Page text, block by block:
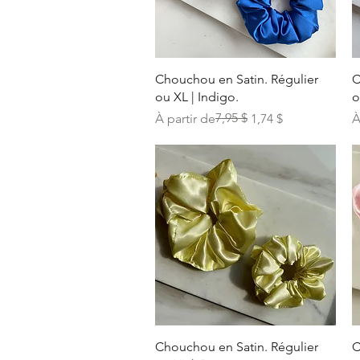
Aperçu rapide
Chouchou en Satin. Régulier
ou XL | Indigo.
À partir de
Prix original7,95 $ 1,74 $
Prix promotionnel
Aperçu rapide
Chouchou en Satin. Régulier